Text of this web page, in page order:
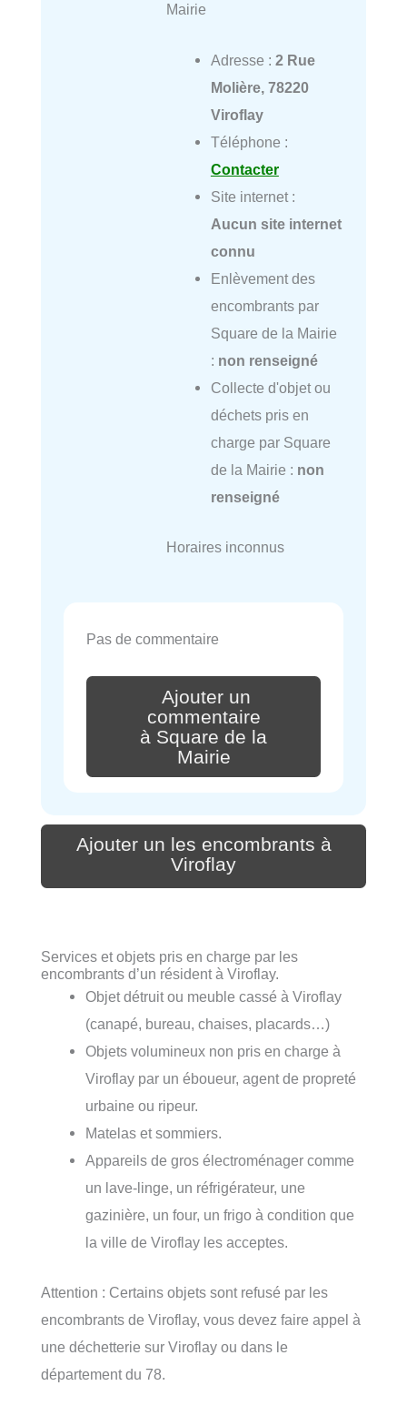
Mairie
Adresse : 2 Rue
Molière, 78220
Viroflay
Téléphone :
Contacter
Site internet :
Aucun site internet
connu
Enlèvement des
encombrants par
Square de la Mairie
: non renseigné
Collecte d'objet ou
déchets pris en
charge par Square
de la Mairie : non
renseigné
Horaires inconnus
Pas de commentaire
Ajouter un
commentaire
à Square de la
Mairie
Ajouter un les encombrants à
Viroflay
Services et objets pris en charge par les
encombrants d’un résident à Viroflay.
Objet détruit ou meuble cassé à Viroflay
(canapé, bureau, chaises, placards…)
Objets volumineux non pris en charge à
Viroflay par un éboueur, agent de propreté
urbaine ou ripeur.
Matelas et sommiers.
Appareils de gros électroménager comme
un lave-linge, un réfrigérateur, une
gazinière, un four, un frigo à condition que
la ville de Viroflay les acceptes.
Attention : Certains objets sont refusé par les
encombrants de Viroflay, vous devez faire appel à
une déchetterie sur Viroflay ou dans le
département du 78.